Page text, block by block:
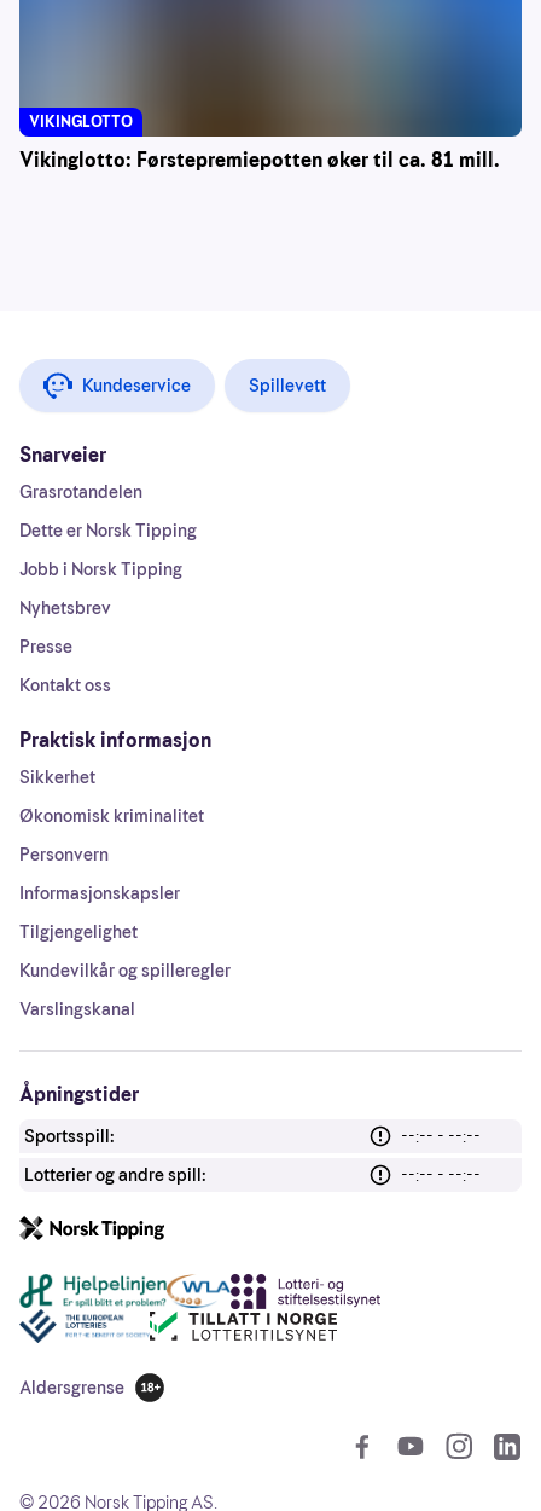
Vikinglotto: Førstepremiepotten øker til ca. 81 mill.
VIKINGLOTTO
Kundeservice Spillevett
Snarveier
Grasrotandelen
Dette er Norsk Tipping
Jobb i Norsk Tipping
Nyhetsbrev
Presse
Kontakt oss
Praktisk informasjon
Sikkerhet
Økonomisk kriminalitet
Personvern
Informasjonskapsler
Tilgjengelighet
Kundevilkår og spilleregler
Varslingskanal
Åpningstider
Sportsspill:
--:-- - --:--
Lotterier og andre spill:
--:-- - --:--
Andre lenker
Aldersgrense
18 år
© 2026 Norsk Tipping AS.